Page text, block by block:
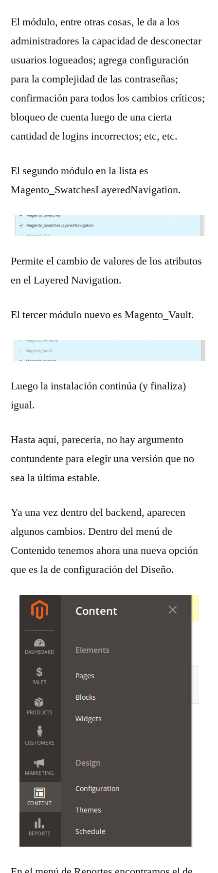
El módulo, entre otras cosas, le da a los
administradores la capacidad de desconectar
usuarios logueados; agrega configuración
para la complejidad de las contraseñas;
confirmación para todos los cambios críticos;
bloqueo de cuenta luego de una cierta
cantidad de logins incorrectos; etc, etc.
El segundo módulo en la lista es
Magento_SwatchesLayeredNavigation.
Permite el cambio de valores de los atributos
en el Layered Navigation.
El tercer módulo nuevo es Magento_Vault.
Luego la instalación continúa (y finaliza)
igual.
Hasta aquí, parecería, no hay argumento
contundente para elegir una versión que no
sea la última estable.
Ya una vez dentro del backend, aparecen
algunos cambios. Dentro del menú de
Contenido tenemos ahora una nueva opción
que es la de configuración del Diseño.